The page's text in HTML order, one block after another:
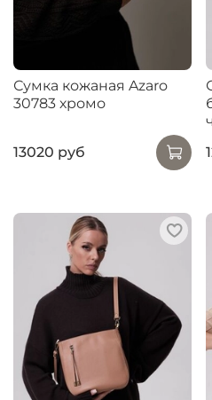
Сумка кожаная Azaro
30783 хромо
13020 руб